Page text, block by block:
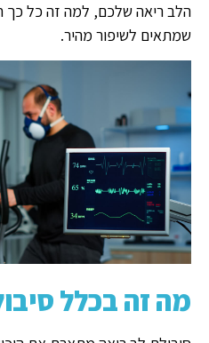
הלב ריאה שלכם, למה זה כל כך
שמתאים לשיפור מהיר.
מה זה בכלל